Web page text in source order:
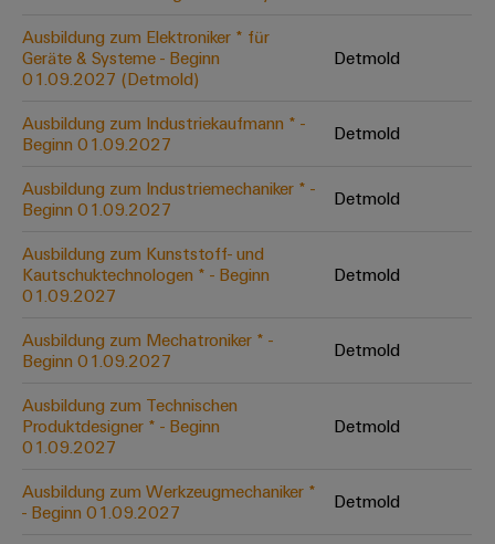
für
Geräte
Energieerzeugung
Zukunftssicherheit
bewährte
Energieerzeugung
Maschinenbau
Lösungen
für
Segmente
der
und
Fabrikautomation
&
Systeme
und
Lösungen
Dezentrale
Automatisierung
Energiemanagement-
IIoT
&
Automation
Software
Industrial
Analytics
Industrial
Automation
Elektronikgehäuse
Blitz-
Überspannungsschutz
PV
Generatoranschlusskasten
Feldbusverteiler
Automatisierung
&
Software
Steuerungen
I/O-
Systeme
Technischer
Support
Umweltbezogene
Produktkonformität
Engineering
Daten
Produktkataloge
Reparatur
und
Ersatzteile
Trainings
und
PSIRT
Fachpressemeldungen
Pressekontakt
Unsere
Partner
IIoT
and
Partner
Netzwerk
IIoT
and
Solution
Offene
Ausbildungs-
Studienplätze
Veranstaltungen
Aktuelle
Termine
Workshops
für
Ausbildung zum Elektroniker * für
Geräte & Systeme - Beginn
01.09.2027 (Detmold)
Detmold
Ausbildung zum Industriekaufmann * -
Beginn 01.09.2027
Detmold
Ausbildung zum Industriemechaniker * -
Beginn 01.09.2027
Detmold
Ausbildung zum Kunststoff- und
Kautschuktechnologen * - Beginn
01.09.2027
Detmold
Ausbildung zum Mechatroniker * -
Beginn 01.09.2027
Detmold
Ausbildung zum Technischen
Produktdesigner * - Beginn
01.09.2027
Detmold
Ausbildung zum Werkzeugmechaniker *
- Beginn 01.09.2027
Detmold